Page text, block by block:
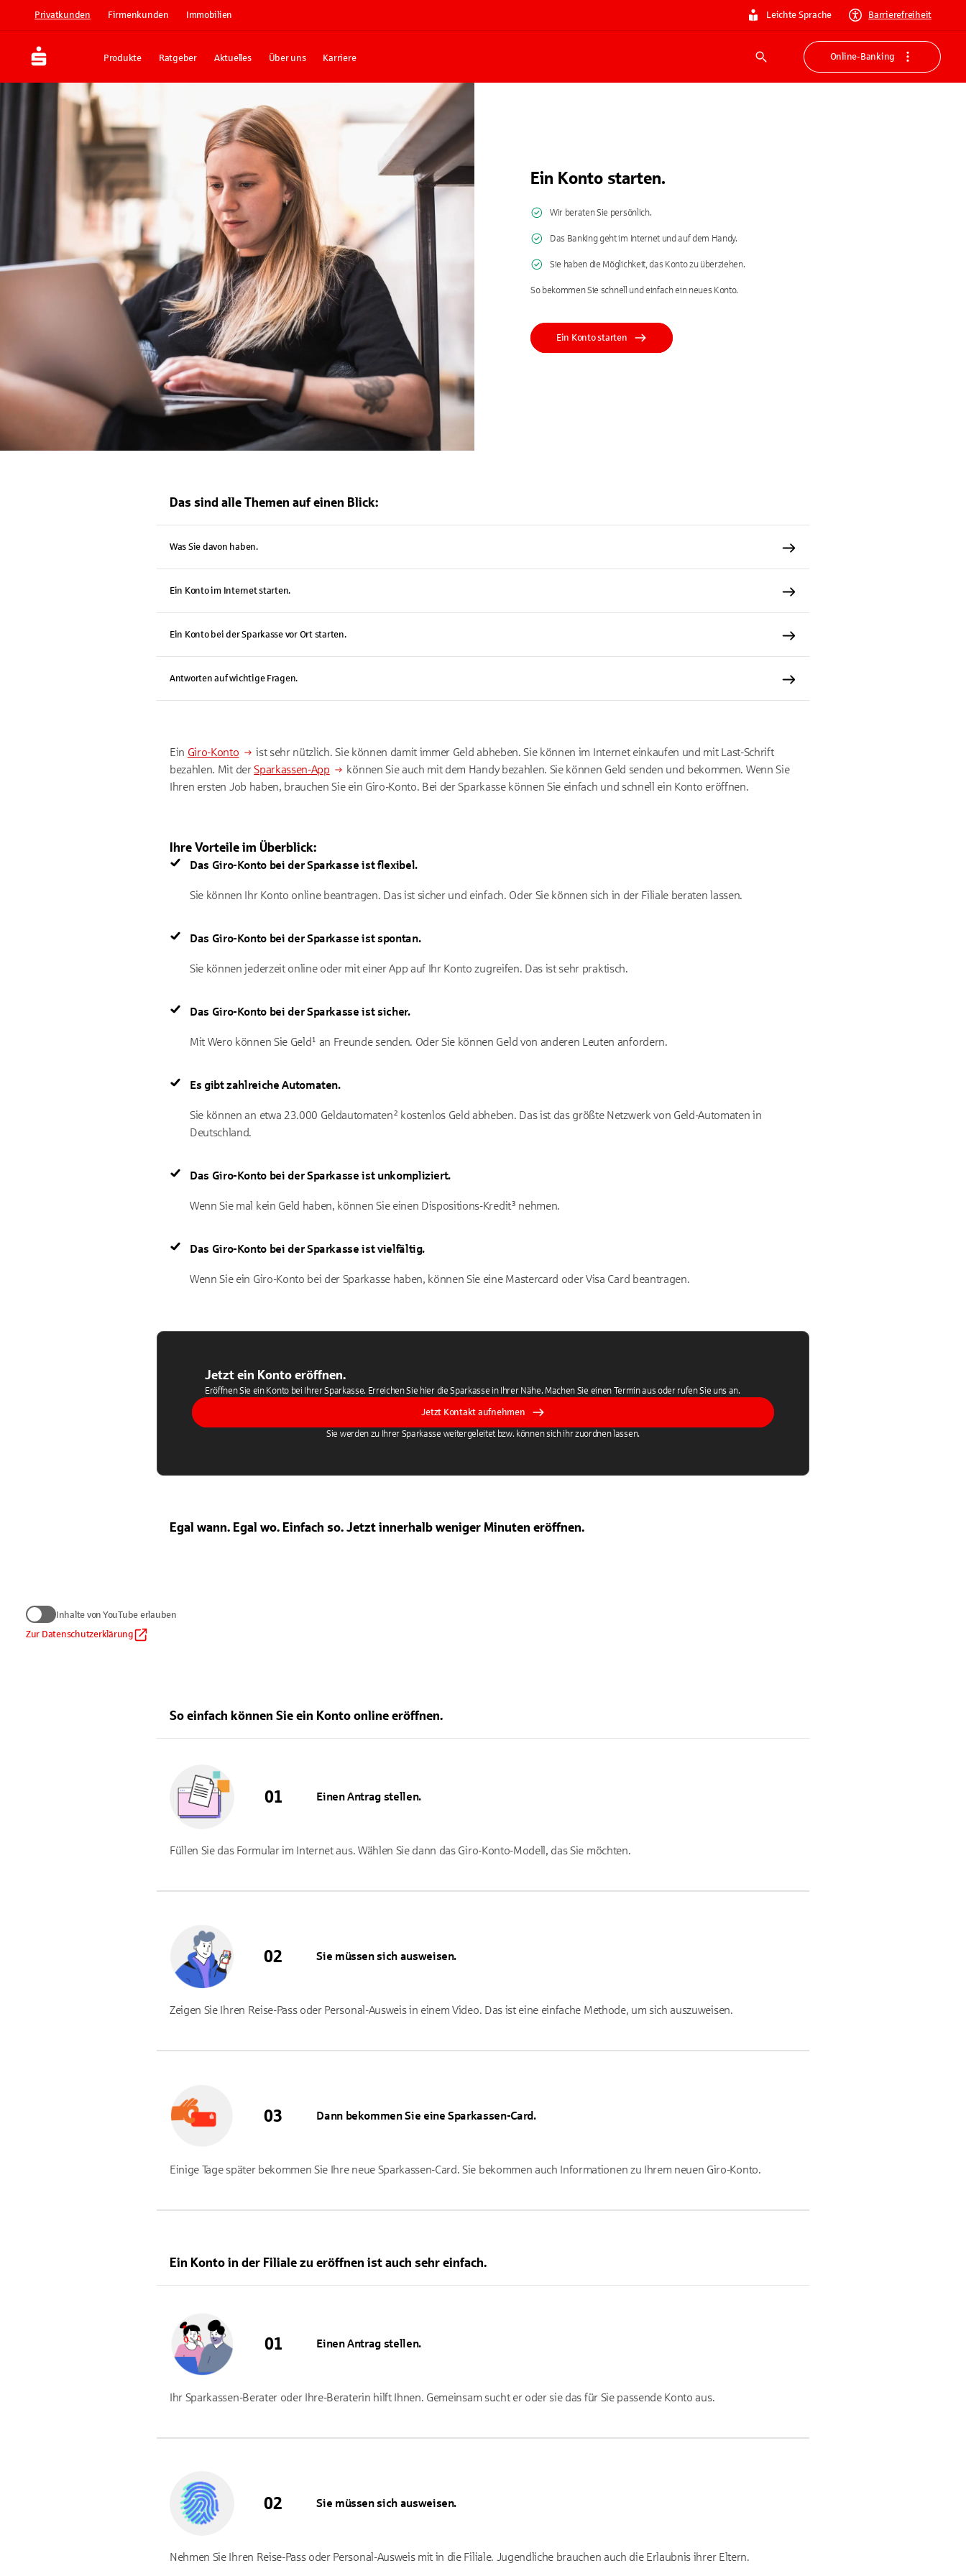
Privatkunden Firmenkunden Immobilien Leichte Sprache Barrierefreiheit
Produkte Ratgeber Aktuelles Über uns Karriere
Suche
Online-Banking
Ein Konto starten.
Wir beraten Sie persönlich.
Das Banking geht im Internet und auf dem Handy.
Sie haben die Möglichkeit, das Konto zu überziehen.
So bekommen Sie schnell und einfach ein neues Konto.
Ein Konto starten
Das sind alle Themen auf einen Blick:
Was Sie davon haben.
Ein Konto im Internet starten.
Ein Konto bei der Sparkasse vor Ort starten.
Antworten auf wichtige Fragen.
Ein Giro-Konto
ist sehr nützlich. Sie können damit immer Geld abheben. Sie können im Internet einkaufen und mit Last-Schrift
bezahlen. Mit derSparkassen-App
können Sie auch mit dem Handy bezahlen. Sie können Geld senden und bekommen. Wenn Sie
Ihren ersten Job haben, brauchen Sie ein Giro-Konto. Bei der Sparkasse können Sie einfach und schnell ein Konto eröffnen.
Ihre Vorteile im Überblick:
Das Giro-Konto bei der Sparkasse ist flexibel.
Sie können Ihr Konto online beantragen. Das ist sicher und einfach. Oder Sie können sich in der Filiale beraten lassen.
Das Giro-Konto bei der Sparkasse ist spontan.
Sie können jederzeit online oder mit einer App auf Ihr Konto zugreifen. Das ist sehr praktisch.
Das Giro-Konto bei der Sparkasse ist sicher.
Mit Wero können Sie Geld¹ an Freunde senden. Oder Sie können Geld von anderen Leuten anfordern.
Es gibt zahlreiche Automaten.
Sie können an etwa 23.000 Geldautomaten² kostenlos Geld abheben. Das ist das größte Netzwerk von Geld-Automaten in
Deutschland.
Das Giro-Konto bei der Sparkasse ist unkompliziert.
Wenn Sie mal kein Geld haben, können Sie einen Dispositions-Kredit³ nehmen.
Das Giro-Konto bei der Sparkasse ist vielfältig.
Wenn Sie ein Giro-Konto bei der Sparkasse haben, können Sie eine Mastercard oder Visa Card beantragen.
Jetzt ein Konto eröffnen.
Eröffnen Sie ein Konto bei Ihrer Sparkasse. Erreichen Sie hier die Sparkasse in Ihrer Nähe. Machen Sie einen Termin aus oder rufen Sie uns an.
Jetzt Kontakt aufnehmen
Sie werden zu Ihrer Sparkasse weitergeleitet bzw. können sich ihr zuordnen lassen.
Egal wann. Egal wo. Einfach so. Jetzt innerhalb weniger Minuten eröffnen.
Inhalte von YouTube erlauben
Zur Datenschutzerklärung
So einfach können Sie ein Konto online eröffnen.
Einen Antrag stellen.
Füllen Sie das Formular im Internet aus. Wählen Sie dann das Giro-Konto-Modell, das Sie möchten.
Sie müssen sich ausweisen.
Zeigen Sie Ihren Reise-Pass oder Personal-Ausweis in einem Video. Das ist eine einfache Methode, um sich auszuweisen.
Dann bekommen Sie eine Sparkassen-Card.
Einige Tage später bekommen Sie Ihre neue Sparkassen-Card. Sie bekommen auch Informationen zu Ihrem neuen Giro-Konto.
Ein Konto in der Filiale zu eröffnen ist auch sehr einfach.
Einen Antrag stellen.
Ihr Sparkassen-Berater oder Ihre-Beraterin hilft Ihnen. Gemeinsam sucht er oder sie das für Sie passende Konto aus.
Sie müssen sich ausweisen.
Nehmen Sie Ihren Reise-Pass oder Personal-Ausweis mit in die Filiale. Jugendliche brauchen auch die Erlaubnis ihrer Eltern.